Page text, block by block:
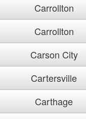
Carrollton
Carrollton
Carson City
Cartersville
Carthage